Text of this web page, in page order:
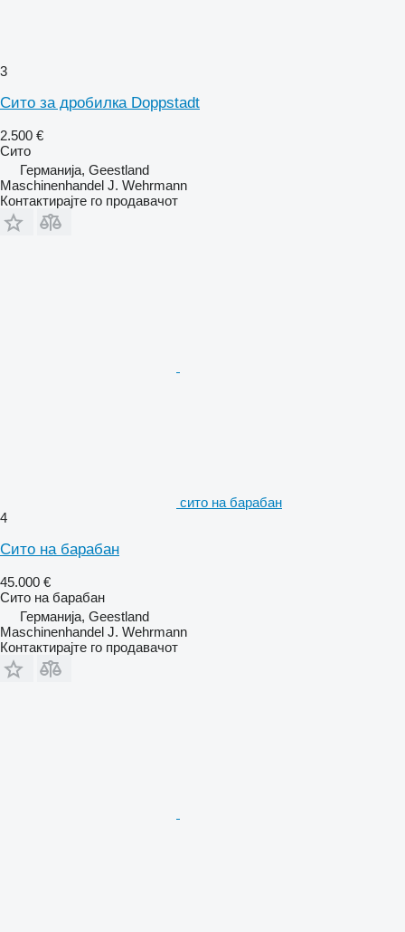
3
Сито за дробилка Doppstadt
2.500 €
Сито
Германија, Geestland
Maschinenhandel J. Wehrmann
Контактирајте го продавачот
сито на барабан
4
Сито на барабан
45.000 €
Сито на барабан
Германија, Geestland
Maschinenhandel J. Wehrmann
Контактирајте го продавачот